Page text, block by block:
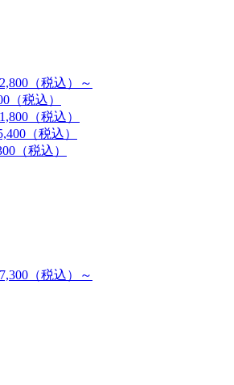
（税込）～
（税込）
（税込）
（税込）
（税込）
（税込）～